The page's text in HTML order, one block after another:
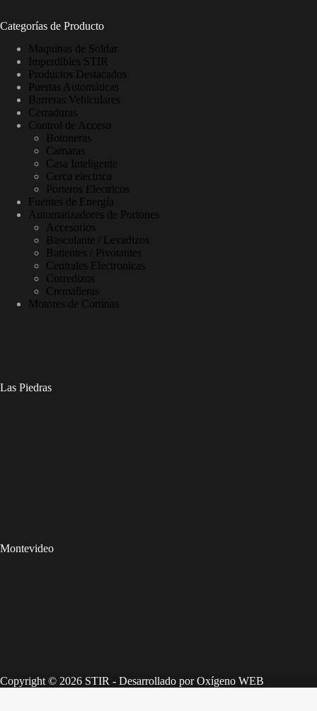
Categorías de Producto
Maquinas de Soldar
Imperdibles STIR
Productos Destacados
Puertas Automáticas
Barreras Vehiculares
Cerraduras
Control de Acceso
Botoneras
Camaras
Casa Inteligente
Cerca electrica
Porteros Electricos
Fuentes de Energía
Automatizadores de Portones
Accesorios
Basculante / Levadizos
Batientes / Pivotantes
Centrales Electronicas
Corredizos
Cremalleras
Motores de Cortinas
Las Piedras
Montevideo
Copyright © 2026 STIR - Desarrollado porOxígeno WEB